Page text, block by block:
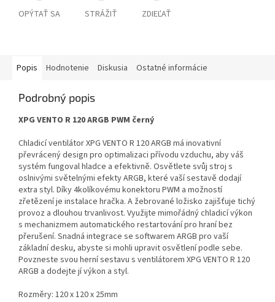
OPÝTAŤ SA STRÁŽIŤ ZDIEĽAŤ
Popis Hodnotenie Diskusia Ostatné informácie
Podrobný popis
XPG VENTO R 120 ARGB PWM černý
Chladicí ventilátor XPG VENTO R 120 ARGB má inovativní
převrácený design pro optimalizaci přívodu vzduchu, aby váš
systém fungoval hladce a efektivně. Osvětlete svůj stroj s
oslnivými světelnými efekty ARGB, které vaší sestavě dodají
extra styl. Díky 4kolíkovému konektoru PWM a možností
zřetězení je instalace hračka. A žebrované ložisko zajišťuje tichý
provoz a dlouhou trvanlivost. Využijte mimořádný chladicí výkon
s mechanizmem automatického restartování pro hraní bez
přerušení. Snadná integrace se softwarem ARGB pro vaší
základní desku, abyste si mohli upravit osvětlení podle sebe.
Povzneste svou herní sestavu s ventilátorem XPG VENTO R 120
ARGB a dodejte jí výkon a styl.
Rozměry: 120 x 120 x 25mm